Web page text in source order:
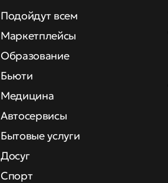
Подойдут всем
Маркетплейсы
Образование
Бьюти
Медицина
Автосервисы
Бытовые услуги
Досуг
Спорт